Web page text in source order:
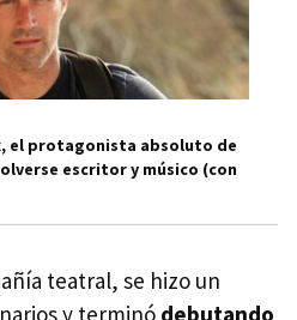
el protagonista absoluto de
escritor y músico (con
teatral, se hizo un
y terminó debutando